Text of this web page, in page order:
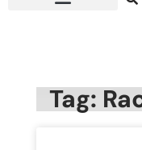
Tag: